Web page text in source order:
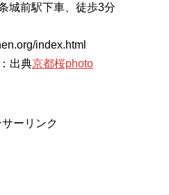
城前駅下車、徒歩3分
index.html
出典京都桜photo
ーリンク